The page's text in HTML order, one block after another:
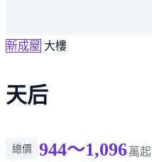
新成屋 大樓
天后
總價 944～1,096萬起